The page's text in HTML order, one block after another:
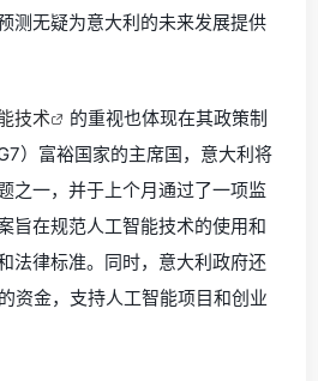
测无疑为意大利的未来发展提供
技术
的重视也体现在其政策制
）富裕国家的主席国，意大利将
之一，并于上个月通过了一项监
旨在规范人工智能技术的使用和
法律标准。同时，意大利政府还
资金，支持人工智能项目和创业